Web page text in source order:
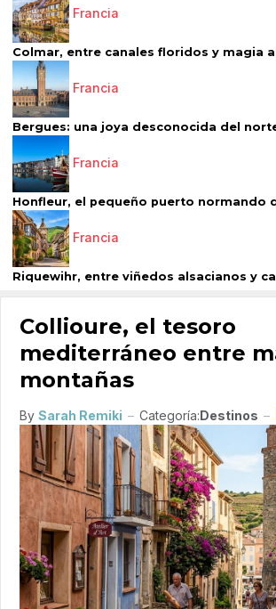
Francia
Colmar, entre canales floridos y magia
Francia
Bergues: una joya desconocida del
Francia
Honfleur, el pequeño puerto normando
Francia
Riquewihr, entre viñedos alsacianos y
Collioure, el tesoro
mediterráneo entre
montañas
By Sarah Remiki Categoría:Destinos